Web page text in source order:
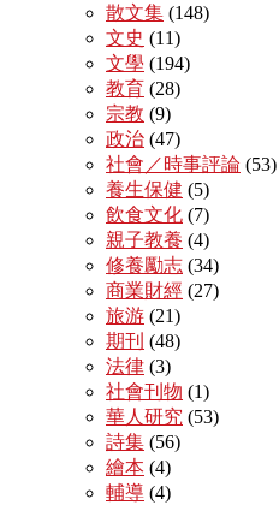
散文集 (148)
文史 (11)
文學 (194)
教育 (28)
宗教 (9)
政治 (47)
社會／時事評論 (53)
養生保健 (5)
飲食文化 (7)
親子教養 (4)
修養勵志 (34)
商業財經 (27)
旅游 (21)
期刊 (48)
法律 (3)
社會刊物 (1)
華人研究 (53)
詩集 (56)
繪本 (4)
輔導 (4)